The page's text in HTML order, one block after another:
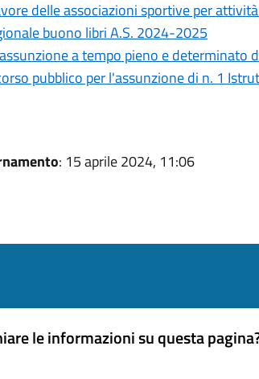
delle associazioni sportive per
buono libri A.S. 2024-2025
a tempo pieno e
pubblico per l'assunzione di n. 1
: 15 aprile 2024, 11:06
le informazioni su questa